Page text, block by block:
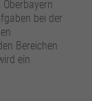
bei der
Bereichen
ein
Webseite.